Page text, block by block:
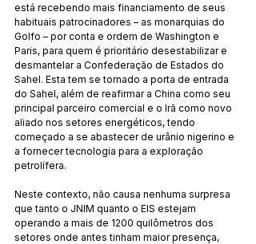
está recebendo mais financiamento de seus
habituais patrocinadores – as monarquias do
Golfo – por conta e ordem de Washington e
Paris, para quem é prioritário desestabilizar e
desmantelar a Confederação de Estados do
Sahel. Esta tem se tornado a porta de entrada
do Sahel, além de reafirmar a China como seu
principal parceiro comercial e o Irã como novo
aliado nos setores energéticos, tendo
começado a se abastecer de urânio nigerino e
a fornecer tecnologia para a exploração
petrolífera.
Neste contexto, não causa nenhuma surpresa
que tanto o JNIM quanto o EIS estejam
operando a mais de 1200 quilômetros dos
setores onde antes tinham maior presença,